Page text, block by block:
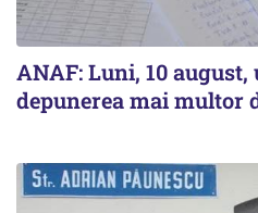
ANAF: Luni, 10
depunerea mai multor